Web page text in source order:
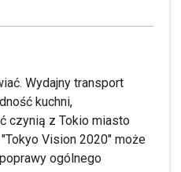
Wydajny transport
kuchni,
czynią z Tokio miasto
Vision 2020" może
ogólnego